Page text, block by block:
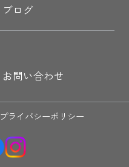
ブログ
お問い合わせ
プライバシーポリシー